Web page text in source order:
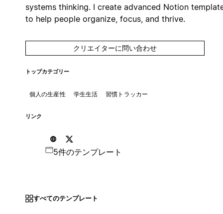
systems thinking. I create advanced Notion
to help people organize, focus, and thrive.
クリエイターに問い合わせ
トップカテゴリー
個人の生産性 学生生活 習慣トラッカー
リンク
5件のテンプレート
すべてのテンプレート